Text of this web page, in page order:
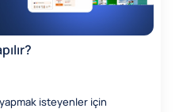
yapmak isteyenler için